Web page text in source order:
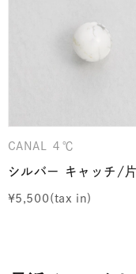
CANAL ４℃
シルバー キャッチ/
¥5,500